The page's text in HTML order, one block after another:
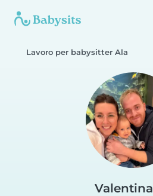
Lavoro per babysitter Ala
Valentina